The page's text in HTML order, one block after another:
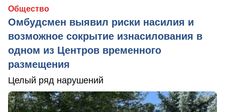
Общество
Омбудсмен выявил риски насилия и
возможное сокрытие изнасилования в
одном из Центров временного
размещения
Целый ряд нарушений